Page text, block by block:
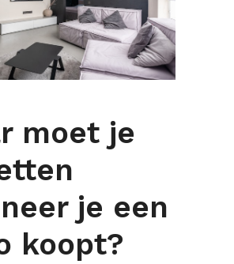
moet je
je een
koopt?